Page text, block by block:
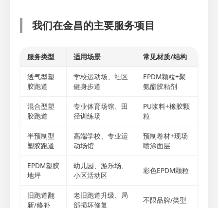
我们在金昌的主要服务项目
服务类型 适用场景 常见材质/结构
透气型塑
胶跑道
学校运动场、社区
健身步道
EPDM颗粒+聚
氨酯胶粘剂
混合型塑
胶跑道
专业体育场馆、田
径训练场
PU浆料+橡胶颗
粒
半预制型
塑胶跑道
高端学校、专业运
动场馆
预制卷材+现场
喷涂面层
EPDM塑胶
地坪
幼儿园、游乐场、
小区活动区
彩色EPDM颗粒
旧跑道翻
新/修补
老旧跑道升级、局
部损坏修复
不限品牌/类型